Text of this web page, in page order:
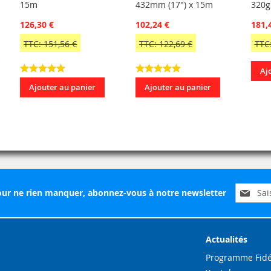
15m
126,30 €
TTC: 151,56 €
Ajouter au panier
432mm (17") x 15m
102,24 €
TTC: 122,69 €
Ajouter au panier
ne rien manquer, abonnez-vous à notre newsletter
à
Actualités
Programme